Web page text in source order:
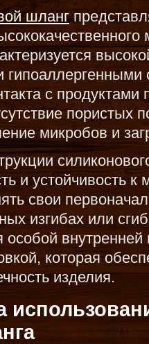
шланг
гипоаллергенными
с продуктами
пористых
микробов и
и устойчивость
свои
изгибах или
внутренней
которая
изделия.